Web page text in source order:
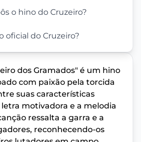
o hino do Cruzeiro?
oficial do Cruzeiro?
dos Gramados" é um hino
com paixão pela torcida
suas características
motivadora e a melodia
ressalta a garra e a
reconhecendo-os